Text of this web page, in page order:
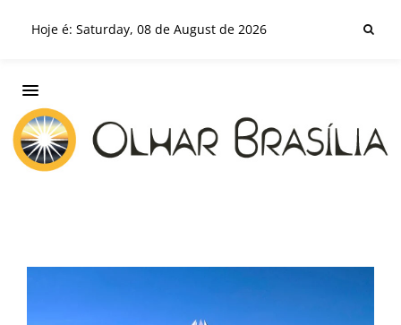
Hoje é: Saturday, 08 de August de 2026